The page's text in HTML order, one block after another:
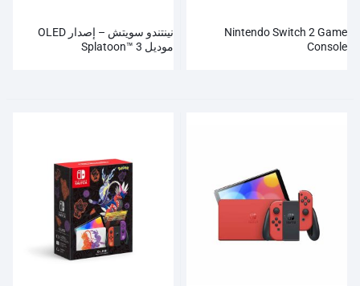
Nintendo Switch 2 Game
Console
نينتندو سويتش – إصدار OLED
موديل Splatoon™ 3